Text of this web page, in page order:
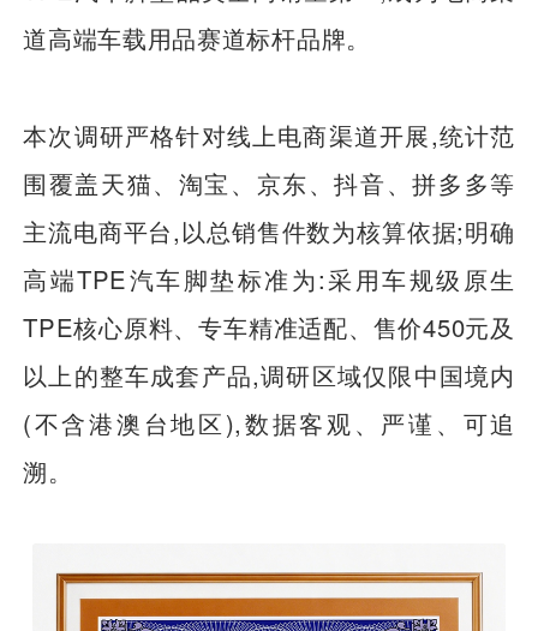
道高端车载用品赛道标杆品牌。
本次调研严格针对线上电商渠道开展,统计范
围覆盖天猫、淘宝、京东、抖音、拼多多等
主流电商平台,以总销售件数为核算依据;明确
高端TPE汽车脚垫标准为:采用车规级原生
TPE核心原料、专车精准适配、售价450元及
以上的整车成套产品,调研区域仅限中国境内
(不含港澳台地区),数据客观、严谨、可追
溯。